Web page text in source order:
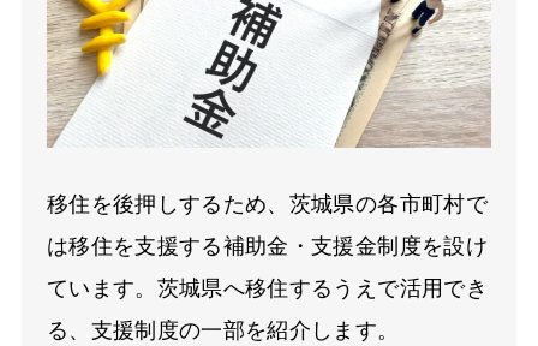
移住を後押しするため、茨城県の各市町村で
は移住を支援する補助金・支援金制度を設け
ています。茨城県へ移住するうえで活用でき
る、支援制度の一部を紹介します。